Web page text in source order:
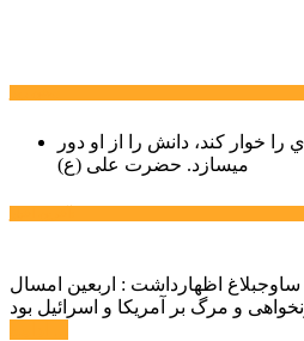
را خوار كند، دانش را از او دور
میسازد. حضرت علی (ع)
اظهارداشت : اربعین امسال